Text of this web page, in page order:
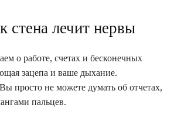
стена лечит нервы
о работе, счетах и бесконечных
зацепа и ваше дыхание.
просто не можете думать об отчетах,
пальцев.